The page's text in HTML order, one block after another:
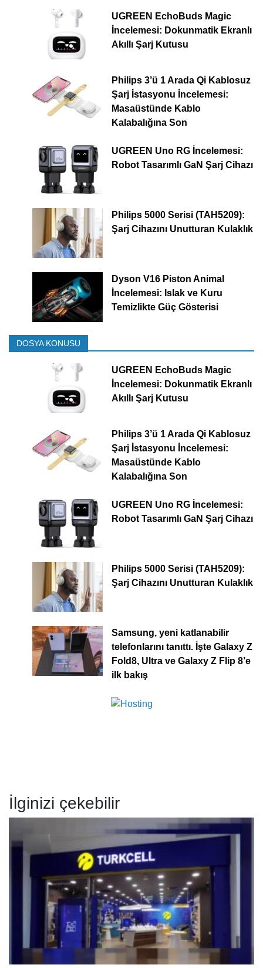
UGREEN EchoBuds Magic
İncelemesi: Dokunmatik Ekranlı
Akıllı Şarj Kutusu
Philips 3’ü 1 Arada Qi Kablosuz
Şarj İstasyonu İncelemesi:
Masaüstünde Kablo
Kalabalığına Son
UGREEN Uno RG İncelemesi:
Robot Tasarımlı GaN Şarj Cihazı
Philips 5000 Serisi (TAH5209):
Şarj Cihazını Unutturan Kulaklık
Dyson V16 Piston Animal
İncelemesi: Islak ve Kuru
Temizlikte Güç Gösterisi
DOSYA KONUSU
UGREEN EchoBuds Magic
İncelemesi: Dokunmatik Ekranlı
Akıllı Şarj Kutusu
Philips 3’ü 1 Arada Qi Kablosuz
Şarj İstasyonu İncelemesi:
Masaüstünde Kablo
Kalabalığına Son
UGREEN Uno RG İncelemesi:
Robot Tasarımlı GaN Şarj Cihazı
Philips 5000 Serisi (TAH5209):
Şarj Cihazını Unutturan Kulaklık
Samsung, yeni katlanabilir
telefonlarını tanıttı. İşte Galaxy Z
Fold8, Ultra ve Galaxy Z Flip 8’e
ilk bakış
İlginizi çekebilir